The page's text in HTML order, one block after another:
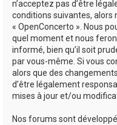
n’acceptez pas d’être
conditions suivantes, alors
« OpenConcerto ». Nous
quel moment et nous
informé, bien qu’il soit
par vous-même. Si vous
alors que des
d’être légalement
mises à jour et/ou
Nos forums sont